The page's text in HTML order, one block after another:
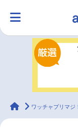
ラジオ
animateTimes
ワッチャプリマジ！